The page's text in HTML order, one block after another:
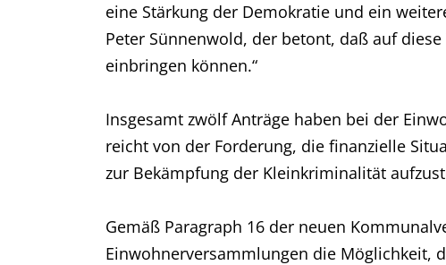
eine Stärkung der Demokratie und ein
Peter Sünnenwold, der betont, daß auf
einbringen können.“
Insgesamt zwölf Anträge haben bei der
reicht von der Forderung, die finanzielle
zur Bekämpfung der Kleinkriminalität
Gemäß Paragraph 16 der neuen
Einwohnerversammlungen die Möglichkeit,